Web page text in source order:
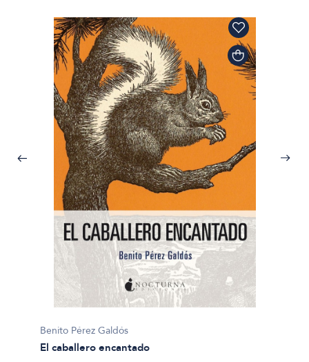
Benito Pérez Galdós
El caballero encantado